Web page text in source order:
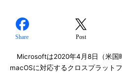
Share Post
Microsoftは2020年4月8日（米国
macOSに対応するクロスプラット